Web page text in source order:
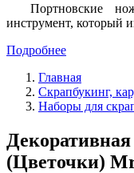
Портновские
инструмент, который
Подробнее
Главная
Скрапбукинг,
Наборы для
(Цветочки)